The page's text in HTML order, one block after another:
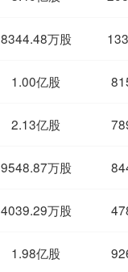
8344.48万股
1.00亿股
2.13亿股
9548.87万股
4039.29万股
1.98亿股